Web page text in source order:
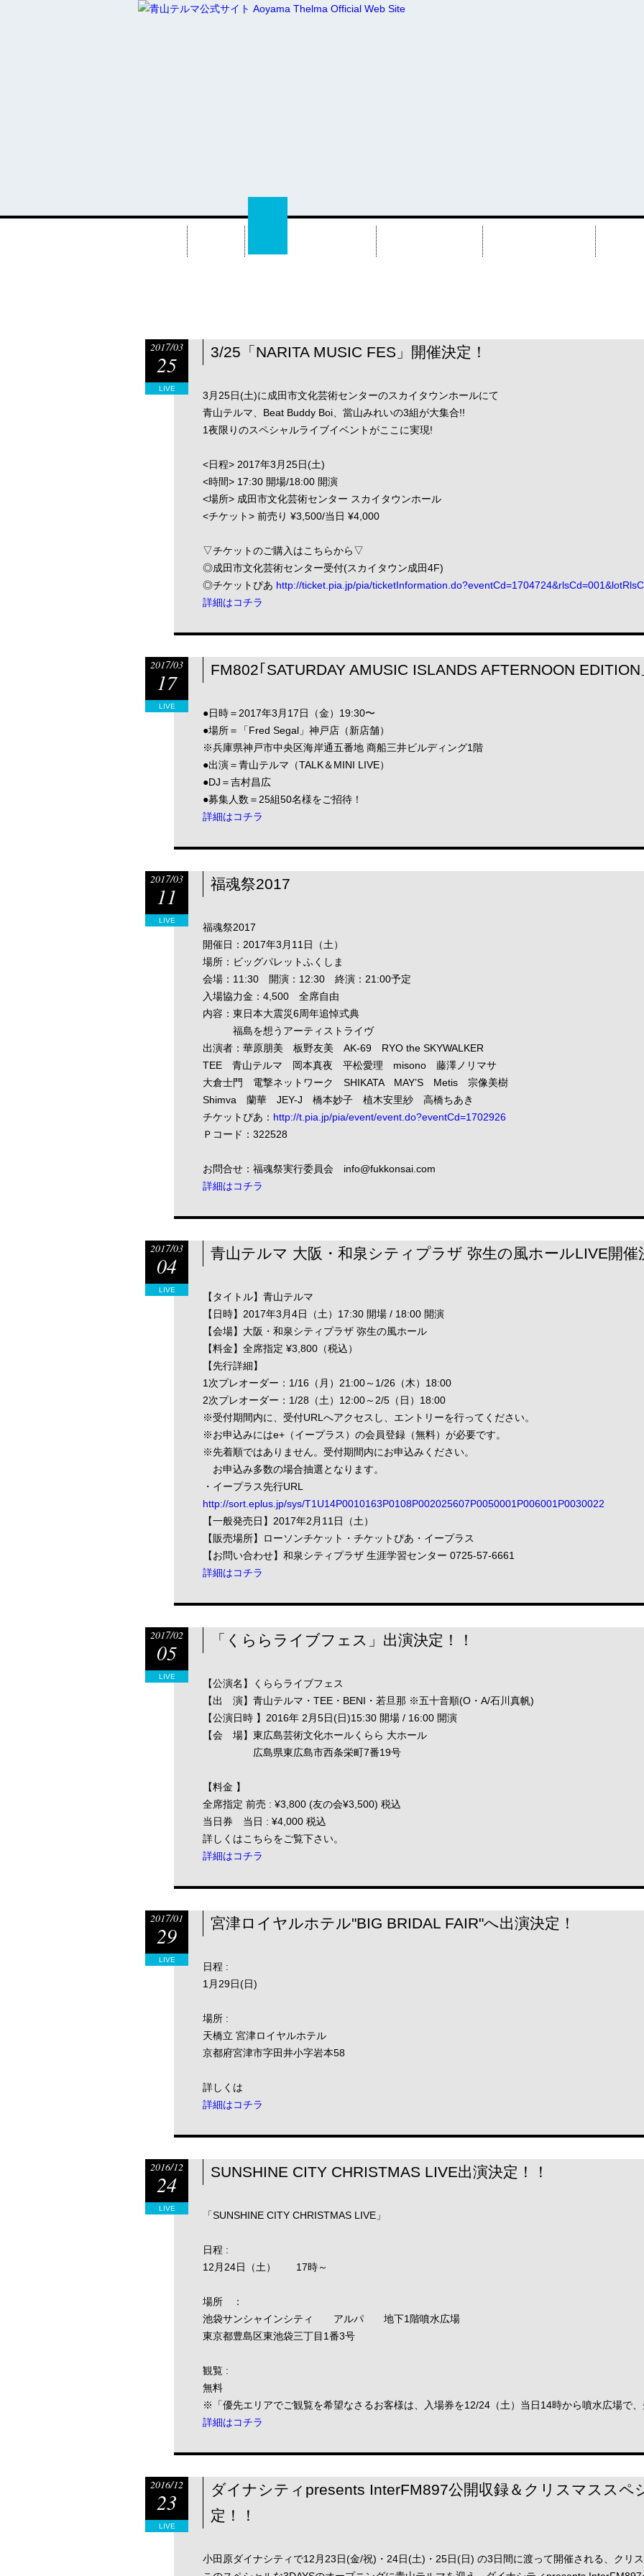
2017/03
25
LIVE
3/25「NARITA MUSIC FES」開催決定！
3月25日(土)に成田市文化芸術センターのスカイタウンホールにて
青山テルマ、Beat Buddy Boi、當山みれいの3組が大集合!!
1夜限りのスペシャルライブイベントがここに実現!
<日程> 2017年3月25日(土)
<時間> 17:30 開場/18:00 開演
<場所> 成田市文化芸術センター スカイタウンホール
<チケット> 前売り ¥3,500/当日 ¥4,000
▽チケットのご購入はこちらから▽
◎成田市文化芸術センター受付(スカイタウン成田4F)
◎チケットぴあ http://ticket.pia.jp/pia/
詳細はコチラ
2017/03
17
LIVE
FM802｢SATURDAY AMUSIC ISLANDS AFTERNOON
●日時＝2017年3月17日（金）19:30〜
●場所＝「Fred Segal」神戸店（新店舗）
※兵庫県神戸市中央区海岸通五番地 商船三井ビルディング1階
●出演＝青山テルマ（TALK＆MINI LIVE）
●DJ＝吉村昌広
●募集人数＝25組50名様をご招待！
詳細はコチラ
2017/03
11
LIVE
福魂祭2017
福魂祭2017
開催日：2017年3月11日（土）
場所：ビッグパレットふくしま
会場：11:30 開演：12:30 終演：21:00予定
入場協力金：4,500 全席自由
内容：東日本大震災6周年追悼式典
福島を想うアーティストライヴ
出演者：華原朋美 板野友美 AK-69 RYO the SKYWALKER
TEE 青山テルマ 岡本真夜 平松愛理 misono 藤澤ノリマサ
大倉士門 電撃ネットワーク SHIKATA MAY’S Metis 宗像美樹
Shimva 蘭華 JEY-J 橋本妙子 植木安里紗 高橋ちあき
チケットぴあ： http://t.pia.jp/pia/event/event.do?eventCd=1702926
Ｐコード：322528
お問合せ：福魂祭実行委員会 info@fukkonsai.com
詳細はコチラ
2017/03
04
LIVE
青山テルマ 大阪・和泉シティプラザ 弥生の風ホールLIVE開催
【タイトル】青山テルマ
【日時】2017年3月4日（土）17:30 開場 / 18:00 開演
【会場】大阪・和泉シティプラザ 弥生の風ホール
【料金】全席指定 ¥3,800（税込）
【先行詳細】
1次プレオーダー：1/16（月）21:00～1/26（木）18:00
2次プレオーダー：1/28（土）12:00～2/5（日）18:00
※受付期間内に、受付URLへアクセスし、エントリーを行ってください。
※お申込みにはe+（イープラス）の会員登録（無料）が必要です。
※先着順ではありません。受付期間内にお申込みください。
お申込み多数の場合抽選となります。
・イープラス先行URL
http://sort.eplus.jp/sys/T1U14P0010163P0108P002025607P0050001P006001P0030022
【一般発売日】2017年2月11日（土）
【販売場所】ローソンチケット・チケットぴあ・イープラス
【お問い合わせ】和泉シティプラザ 生涯学習センター 0725-57-6661
詳細はコチラ
2017/02
05
LIVE
「くららライブフェス」出演決定！！
【公演名】くららライブフェス
【出 演】青山テルマ・TEE・BENI・若旦那 ※五十音順(O・A/石川真帆)
【公演日時 】2016年 2月5日(日)15:30 開場 / 16:00 開演
【会 場】東広島芸術文化ホールくらら 大ホール
広島県東広島市西条栄町7番19号
【料金 】
全席指定 前売 : ¥3,800 (友の会¥3,500) 税込
当日券 当日 : ¥4,000 税込
詳しくはこちらをご覧下さい。
詳細はコチラ
2017/01
29
LIVE
宮津ロイヤルホテル"BIG BRIDAL FAIR"へ出演決定！
日程 :
1月29日(日)
場所 :
天橋立 宮津ロイヤルホテル
京都府宮津市字田井小字岩本58
詳しくは
詳細はコチラ
2016/12
24
LIVE
SUNSHINE CITY CHRISTMAS LIVE出演決定！！
「SUNSHINE CITY CHRISTMAS LIVE」
日程 :
12月24日（土） 17時～
場所 ：
池袋サンシャインシティ アルパ 地下1階噴水広場
東京都豊島区東池袋三丁目1番3号
観覧 :
無料
※「優先エリアでご観覧を希望なさるお客様は、入場券を12/24（土）当日14時から噴水広場で
詳細はコチラ
2016/12
23
LIVE
ダイナシティpresents InterFM897公開収録＆クリスマススペ
定！！
小田原ダイナシティで12月23日(金/祝)・24日(土)・25日(日) の3日間に渡って開催される、クリ